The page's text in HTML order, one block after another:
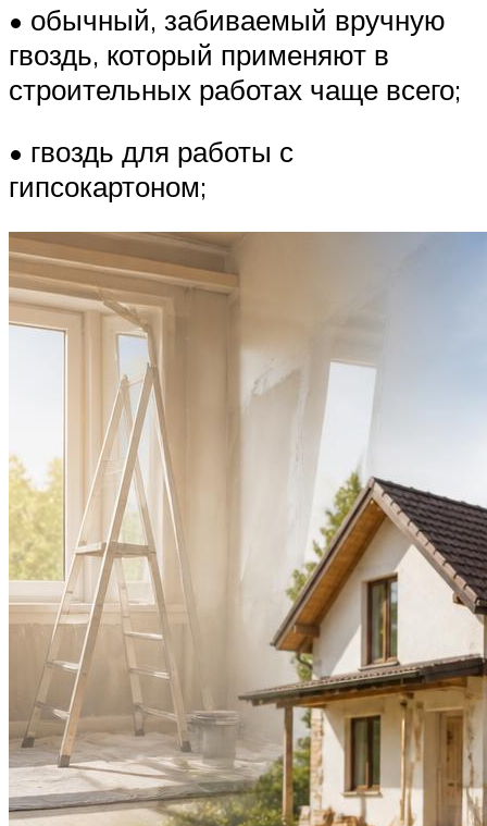
• обычный, забиваемый вручную
гвоздь, который применяют в
строительных работах чаще всего;
• гвоздь для работы с
гипсокартоном;